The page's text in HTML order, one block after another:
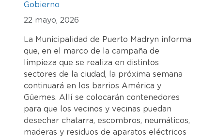
Gobierno
22 mayo, 2026
La Municipalidad de Puerto Madryn informa
que, en el marco de la campaña de
limpieza que se realiza en distintos
sectores de la ciudad, la próxima semana
continuará en los barrios América y
Güemes. Allí se colocarán contenedores
para que los vecinos y vecinas puedan
desechar chatarra, escombros, neumáticos,
maderas y residuos de aparatos eléctricos